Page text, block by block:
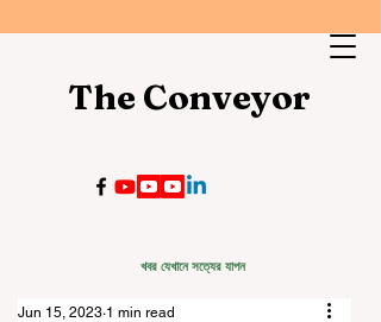
The Conveyor
খবর যেখানে সত্যের যাপন
Jun 15, 2023 1 min read